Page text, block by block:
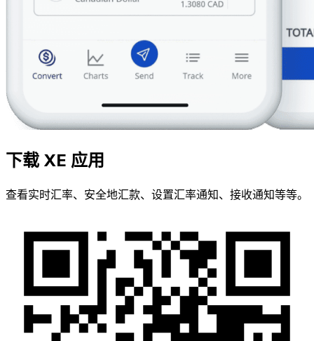
下载 XE 应用
查看实时汇率、安全地汇款、设置汇率通知、接收通知等等。